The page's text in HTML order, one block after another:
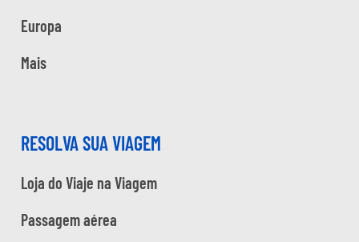
Europa
Mais
RESOLVA SUA VIAGEM
Loja do Viaje na Viagem
Passagem aérea